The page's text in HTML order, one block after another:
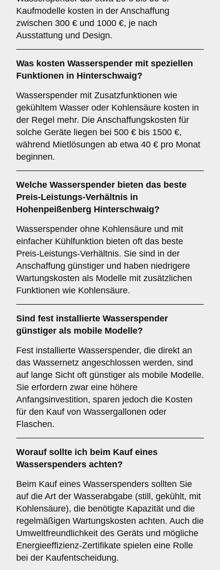
Kaufmodelle kosten in der Anschaffung
zwischen 300 € und 1000 €, je nach
Ausstattung und Design.
Was kosten Wasserspender mit speziellen
Funktionen in Hinterschwaig?
Wasserspender mit Zusatzfunktionen wie
gekühltem Wasser oder Kohlensäure kosten in
der Regel mehr. Die Anschaffungskosten für
solche Geräte liegen bei 500 € bis 1500 €,
während Mietlösungen ab etwa 40 € pro Monat
beginnen.
Welche Wasserspender bieten das beste
Preis-Leistungs-Verhältnis in
Hohenpeißenberg Hinterschwaig?
Wasserspender ohne Kohlensäure und mit
einfacher Kühlfunktion bieten oft das beste
Preis-Leistungs-Verhältnis. Sie sind in der
Anschaffung günstiger und haben niedrigere
Wartungskosten als Modelle mit zusätzlichen
Funktionen wie Kohlensäure.
Sind fest installierte Wasserspender
günstiger als mobile Modelle?
Fest installierte Wasserspender, die direkt an
das Wassernetz angeschlossen werden, sind
auf lange Sicht oft günstiger als mobile Modelle.
Sie erfordern zwar eine höhere
Anfangsinvestition, sparen jedoch die Kosten
für den Kauf von Wassergallonen oder
Flaschen.
Worauf sollte ich beim Kauf eines
Wasserspenders achten?
Beim Kauf eines Wasserspenders sollten Sie
auf die Art der Wasserabgabe (still, gekühlt, mit
Kohlensäure), die benötigte Kapazität und die
regelmäßigen Wartungskosten achten. Auch die
Umweltfreundlichkeit des Geräts und mögliche
Energieeffizienz-Zertifikate spielen eine Rolle
bei der Kaufentscheidung.